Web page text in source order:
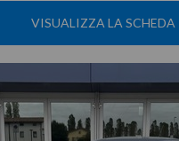
VISUALIZZA LA SCHEDA